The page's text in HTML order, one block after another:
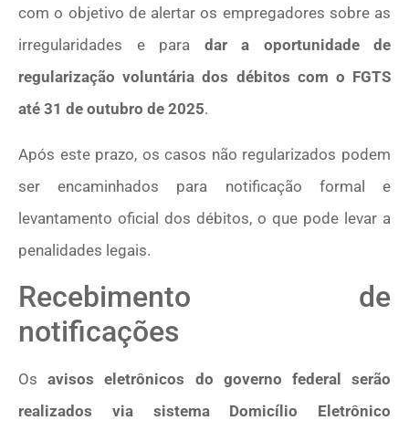
com o objetivo de alertar os empregadores sobre as
irregularidades e para dar a oportunidade de
regularização voluntária dos débitos com o FGTS
até 31 de outubro de 2025.
Após este prazo, os casos não regularizados podem
ser encaminhados para notificação formal e
levantamento oficial dos débitos, o que pode levar a
penalidades legais.
Recebimento de
notificações
Osavisos eletrônicos do governo federal serão
realizados via sistema Domicílio Eletrônico